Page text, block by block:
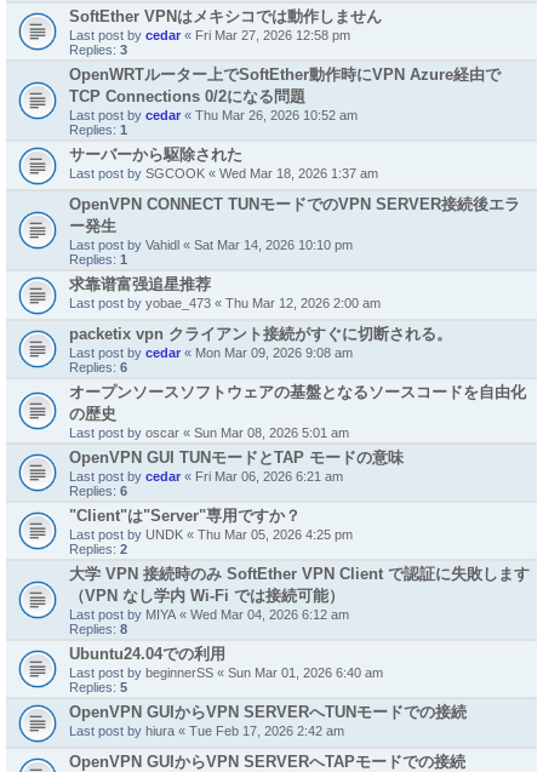
SoftEther VPNはメキシコでは動作しません
Last post by cedar « Fri Mar 27, 2026 12:58 pm
Replies: 3
OpenWRTルーター上でSoftEther動作時にVPN Azure経由で
TCP Connections 0/2になる問題
Last post by cedar « Thu Mar 26, 2026 10:52 am
Replies: 1
サーバーから駆除された
Last post by SGCOOK « Wed Mar 18, 2026 1:37 am
OpenVPN CONNECT TUNモードでのVPN SERVER接続後エラ
ー発生
Last post by Vahidl « Sat Mar 14, 2026 10:10 pm
Replies: 1
求靠谱富强追星推荐
Last post by yobae_473 « Thu Mar 12, 2026 2:00 am
packetix vpn クライアント接続がすぐに切断される。
Last post by cedar « Mon Mar 09, 2026 9:08 am
Replies: 6
オープンソースソフトウェアの基盤となるソースコードを自由化
の歴史
Last post by oscar « Sun Mar 08, 2026 5:01 am
OpenVPN GUI TUNモードとTAP モードの意味
Last post by cedar « Fri Mar 06, 2026 6:21 am
Replies: 6
"Client"は"Server"専用ですか？
Last post by UNDK « Thu Mar 05, 2026 4:25 pm
Replies: 2
大学 VPN 接続時のみ SoftEther VPN Client で認証に失敗します
（VPN なし学内 Wi-Fi では接続可能）
Last post by MIYA « Wed Mar 04, 2026 6:12 am
Replies: 8
Ubuntu24.04での利用
Last post by beginnerSS « Sun Mar 01, 2026 6:40 am
Replies: 5
OpenVPN GUIからVPN SERVERへTUNモードでの接続
Last post by hiura « Tue Feb 17, 2026 2:42 am
OpenVPN GUIからVPN SERVERへTAPモードでの接続